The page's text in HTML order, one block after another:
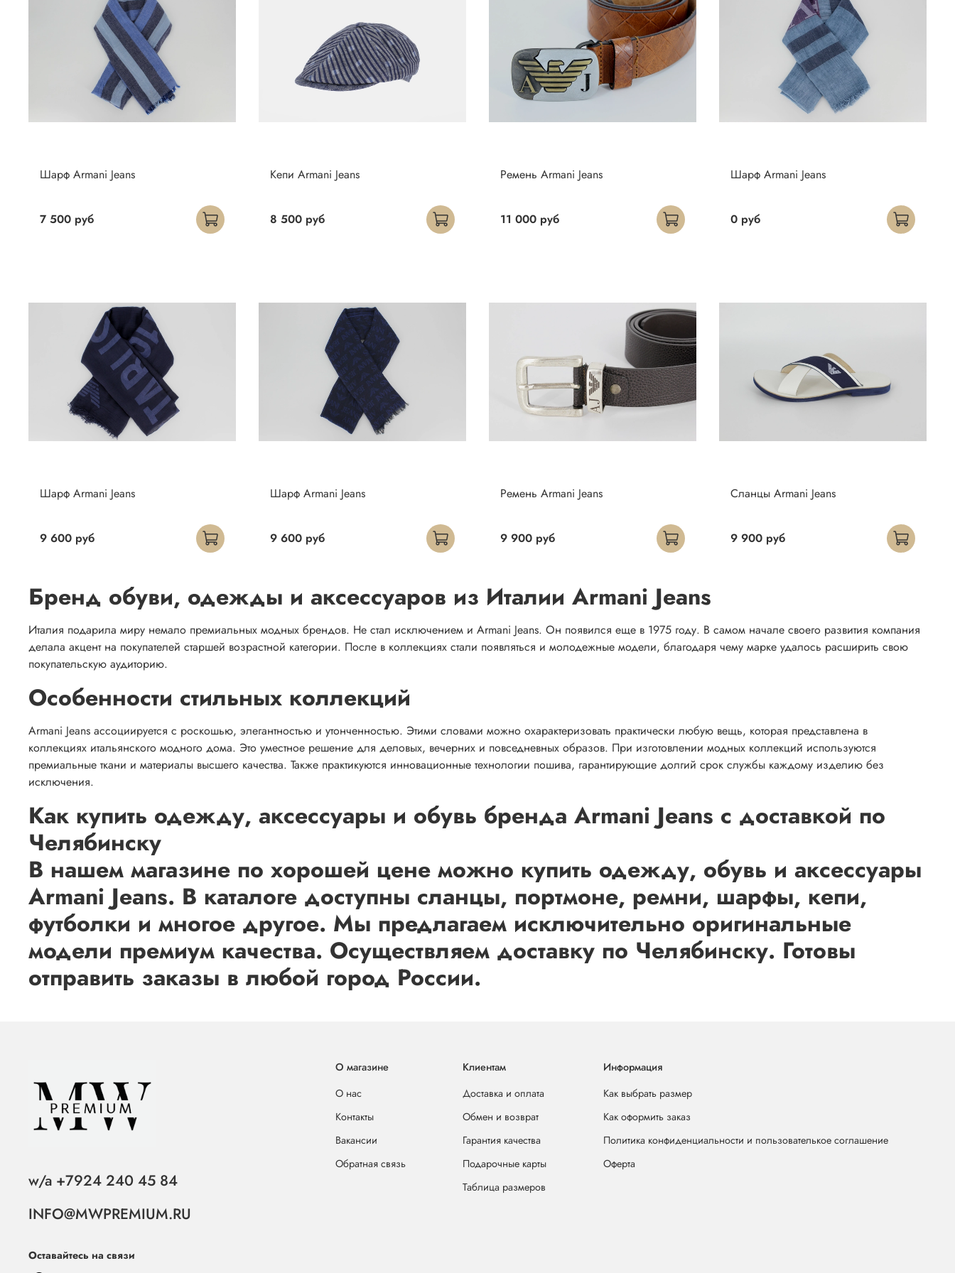
Шарф Armani Jeans
7 500 руб
Кепи Armani Jeans
8 500 руб
Ремень Armani Jeans
11 000 руб
Шарф Armani Jeans
0 руб
Шарф Armani Jeans
9 600 руб
Шарф Armani Jeans
9 600 руб
Ремень Armani Jeans
9 900 руб
Сланцы Armani Jeans
9 900 руб
Бренд обуви, одежды и аксессуаров из Италии Armani Jeans
Италия подарила миру немало премиальных модных брендов. Не стал исключением и Armani Jeans. Он появился еще в 1975 году. В самом начале своего развития компания
делала акцент на покупателей старшей возрастной категории. После в коллекциях стали появляться и молодежные модели, благодаря чему марке удалось расширить свою
покупательскую аудиторию.
Особенности стильных коллекций
Armani Jeans ассоциируется с роскошью, элегантностью и утонченностью. Этими словами можно охарактеризовать практически любую вещь, которая представлена в
коллекциях итальянского модного дома. Это уместное решение для деловых, вечерних и повседневных образов. При изготовлении модных коллекций используются
премиальные ткани и материалы высшего качества. Также практикуются инновационные технологии пошива, гарантирующие долгий срок службы каждому изделию без
исключения.
Как купить одежду, аксессуары и обувь бренда Armani Jeans с доставкой по
Челябинску
В нашем магазине по хорошей цене можно купить одежду, обувь и аксессуары
Armani Jeans. В каталоге доступны сланцы, портмоне, ремни, шарфы, кепи,
футболки и многое другое. Мы предлагаем исключительно оригинальные
модели премиум качества. Осуществляем доставку по Челябинску. Готовы
отправить заказы в любой город России.
О магазине
О нас
Контакты
Вакансии
Обратная связь
Клиентам
Доставка и оплата
Обмен и возврат
Гарантия качества
Подарочные карты
Таблица размеров
Информация
Как выбрать размер
Как оформить заказ
Политика конфиденциальности и пользователькое соглашение
Оферта
w/a +7924 240 45 84
INFO@MWPREMIUM.RU
Оставайтесь на связи